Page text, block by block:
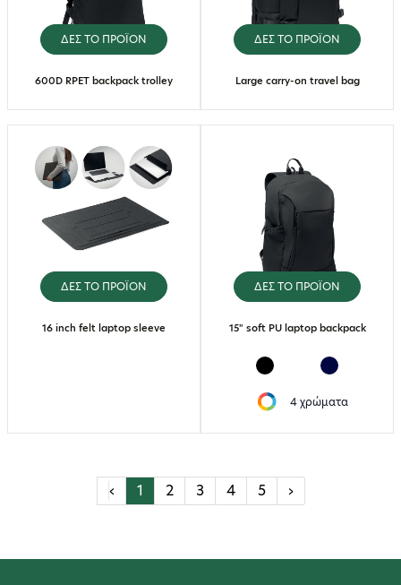
ΔΕΣ ΤΟ ΠΡΟΪΟΝ
600D RPET backpack trolley
ΔΕΣ ΤΟ ΠΡΟΪΟΝ
Large carry-on travel bag
ΔΕΣ ΤΟ ΠΡΟΪΟΝ
16 inch felt laptop sleeve
ΔΕΣ ΤΟ ΠΡΟΪΟΝ
15" soft PU laptop backpack
4 χρώματα
‹ 1 2 3 4 5 ›